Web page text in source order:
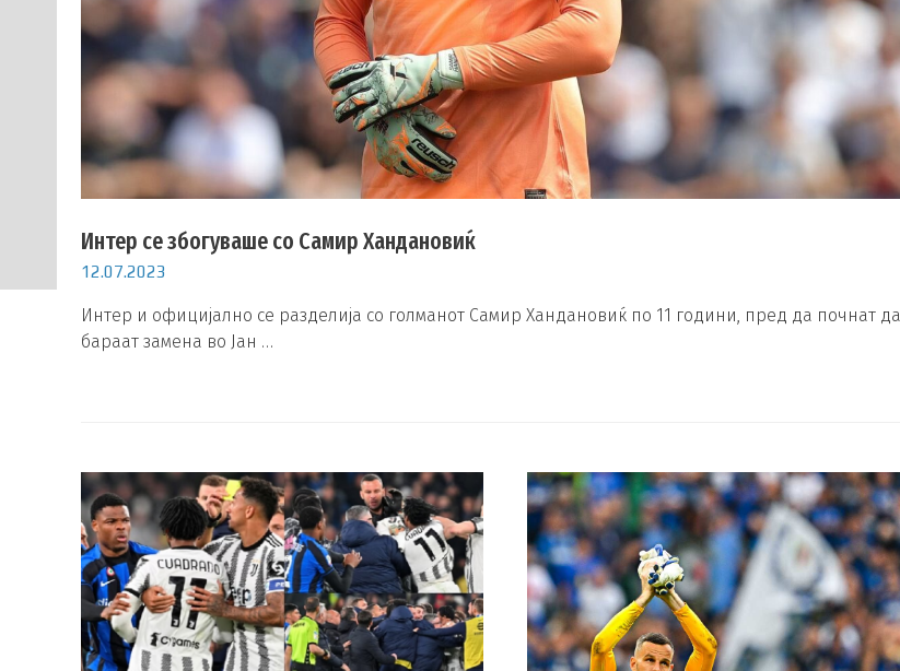
Интер се збогуваше со Самир Хандановиќ
12.07.2023
Интер и официјално се разделија со голманот Самир Хандановиќ по 11 години, пред да почнат да
бараат замена во Јан …